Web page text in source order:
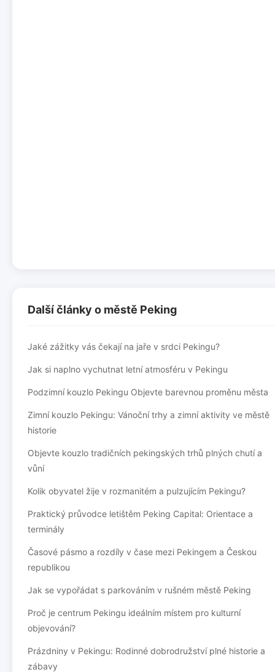
Další články o městě Peking
Jaké zážitky vás čekají na jaře v srdci Pekingu?
Jak si naplno vychutnat letní atmosféru v Pekingu
Podzimní kouzlo Pekingu Objevte barevnou proměnu města
Zimní kouzlo Pekingu: Vánoční trhy a zimní aktivity ve městě
historie
Objevte kouzlo tradičních pekingských trhů plných chutí a
vůní
Kolik obyvatel žije v rozmanitém a pulzujícím Pekingu?
Praktický průvodce letištěm Peking Capital: Orientace a
terminály
Časové pásmo a rozdíly v čase mezi Pekingem a Českou
republikou
Jak se vypořádat s parkováním v rušném městě Peking
Proč je centrum Pekingu ideálním místem pro kulturní
objevování?
Prázdniny v Pekingu: Rodinné dobrodružství plné historie a
zábavy